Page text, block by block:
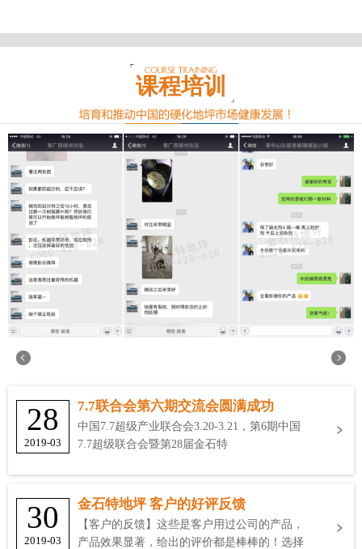
课程培训
28
2019-03
7.7联合会第六期交流会圆满成功
中国7.7超级产业联合会3.20-3.21，第6期中国
7.7超级联合会暨第28届金石特
30
2019-03
金石特地坪 客户的好评反馈
【客户的反馈】这些是客户用过公司的产品，
产品效果显著，给出的评价都是棒棒的！选择